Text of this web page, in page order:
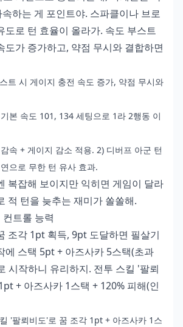
하는 게 포인트야. 스파클이나 브로
도로 턴 효율이 올라가. 속도 부스트
도가 증가하고, 약점 무시와 결합하면
트 시 게이지 충전 속도 증가, 약점 무시와
본 속도 101, 134 세팅으로 1라 2행동 이
속 + 게이지 감소 적용. 2) 디버프 아군 턴
으로 무한 턴 유사 효과.
복잡해 보이지만 익히면 게임이 달라
적 턴을 늦추는 재미가 쏠쏠해.
트롤 능력
조각 1pt 획득, 9pt 도달하면 필살기
에 스택 5pt + 아즈사카 5스택(초과
시작하니 유리하지. 전투 스킬 '팔뢰
+ 아즈사카 1스택 + 120% 피해(인
'팔뢰비도'로 꿈 조각 1pt + 아즈사카 1스